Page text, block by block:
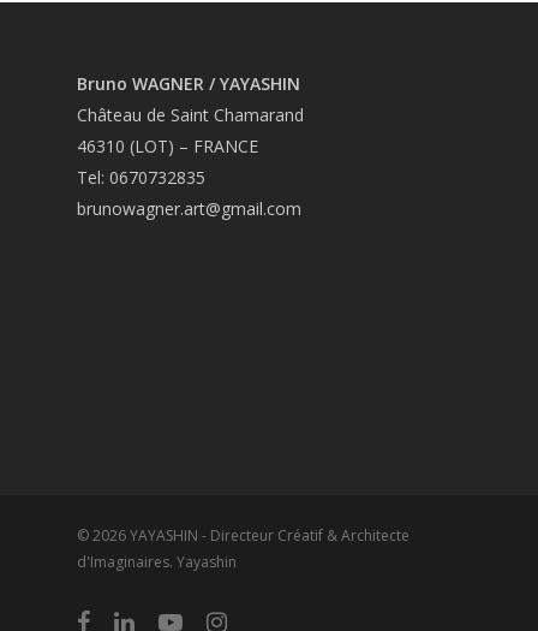
Bruno WAGNER / YAYASHIN
Château de Saint Chamarand
46310 (LOT) – FRANCE
Tel: 0670732835
brunowagner.art@gmail.com
© 2026 YAYASHIN - Directeur Créatif & Architecte
d'Imaginaires. Yayashin